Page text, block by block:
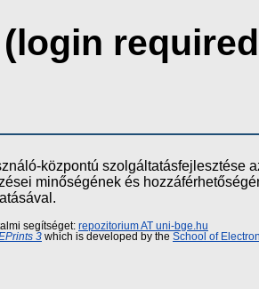
központú szolgáltatásfejlesztése
minőségének és
segítséget: repozitorium AT uni-bge.hu
3 which is developed by the School of